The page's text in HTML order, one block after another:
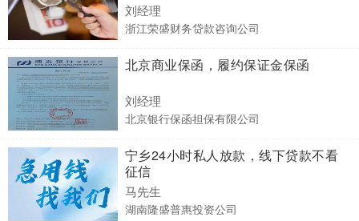
刘经理
浙江荣盛财务贷款咨询公司
北京商业保函，履约保证金保函
刘经理
北京银行保函担保有限公司
宁乡24小时私人放款，线下贷款不看
征信
马先生
湖南隆盛普惠投资公司